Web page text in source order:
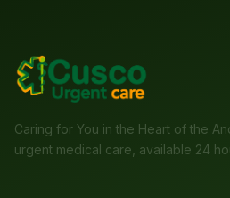
Caring for You in the Heart of the
urgent medical care, available 24
Your WhatsApp Number*